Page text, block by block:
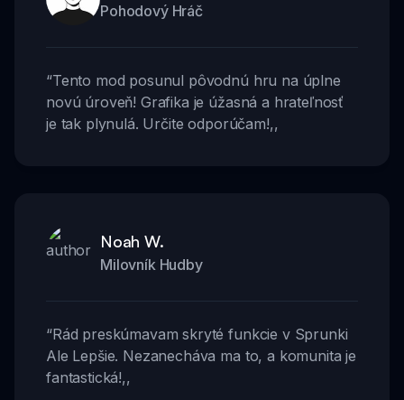
Pohodový Hráč
“Tento mod posunul pôvodnú hru na úplne
novú úroveň! Grafika je úžasná a hrateľnosť
je tak plynulá. Určite odporúčam!,,
Noah W.
Milovník Hudby
“Rád preskúmavam skryté funkcie v Sprunki
Ale Lepšie. Nezanecháva ma to, a komunita je
fantastická!,,